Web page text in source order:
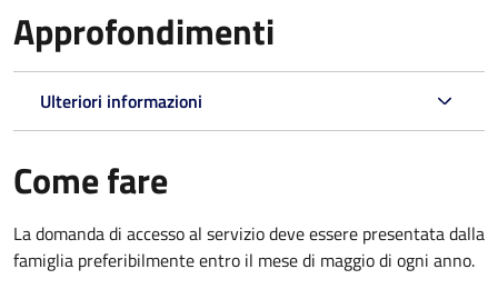
Approfondimenti
Ulteriori informazioni
Come fare
La domanda di accesso al servizio deve essere presentata dalla
famiglia preferibilmente entro il mese di maggio di ogni anno.